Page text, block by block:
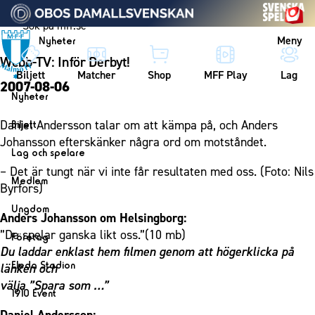
Vidare till innehållet
Nyheter Meny
Biljett Matcher Shop MFF Play Lag
Nyheter
Nyheter
Kalender
Biljett
Biljett
Årskort herr
Årskort dam
Mitt MFF
Biljetter till bortamatcher
Biljettvillkor
Lag och spelare
Lag
Herrlaget
Spelare
Ledarstab
Damlaget
Spelare
Ledarstab
Medlem
Medlemskap i Malmö FF
Årsmöte 2026
Ungdom
MFF Ungdom
Sommarfotboll
Skånecupen
Fotbollsskolan
Företag
Bli företagspartner
Nätverket
Eleda Stadion
Eleda Stadion
Erics Bar & Restaurang
1910 Event
Webb-TV: Inför Derbyt!
2007-08-06
Daniel Andersson talar om att kämpa på, och Anders
Johansson efterskänker några ord om motståndet.
– Det är tungt när vi inte får resultaten med oss. (Foto: Nils
Byrfors)
Anders Johansson om Helsingborg:
”De spelar ganska likt oss.”(10 mb)
Du laddar enklast hem filmen genom att högerklicka på
länken och
välja ”Spara som …”